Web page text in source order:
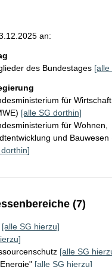
an:
des Bundestages [alle
für
[alle SG dorthin]
für Wohnen,
und Bauwesen
(7)
[alle SG hierzu]
[alle SG
[alle SG hierzu]